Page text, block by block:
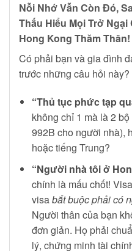
Nỗi Nhớ Vẫn Còn Đó,
Thấu Hiểu Mọi Trở
Hong Kong Thăm Thân!
Có phải bạn và gia đình
trước những câu hỏi này?
“Thủ tục phức tạp
không chỉ 1 mà là 2
992B cho người nhà),
hoặc tiếng Trung?
“Người nhà tôi ở
chính là mấu chốt!
visabắt buộc phải có
Người thân của bạn
đơn giản. Họ phải
lý, chứng minh tài